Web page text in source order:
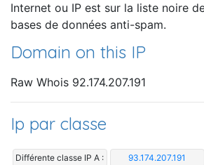
Internet ou IP est sur la liste noire
bases de données anti-spam.
Domain on this IP
Raw Whois 92.174.207.191
Ip par classe
Différente classe IP A : 93.174.207.191